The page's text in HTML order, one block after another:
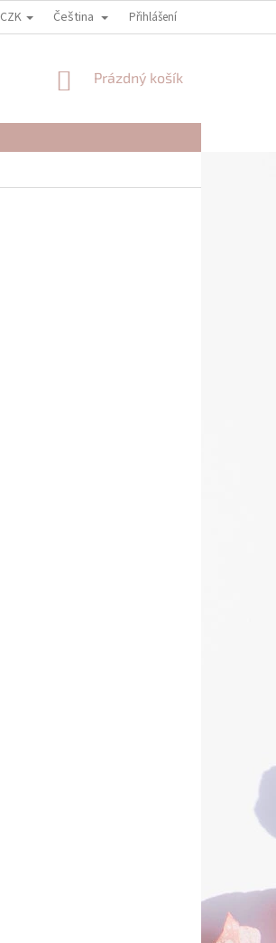
REKLAMAČNÍ PODMÍNKY VZOROVÝ FORMULÁŘ
CZK Čeština Přihlášení
NÁKUPNÍ
Prázdný košík